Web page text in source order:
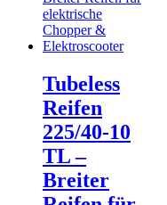
Tubeless
Reifen
225/40‑10
TL –
Breiter